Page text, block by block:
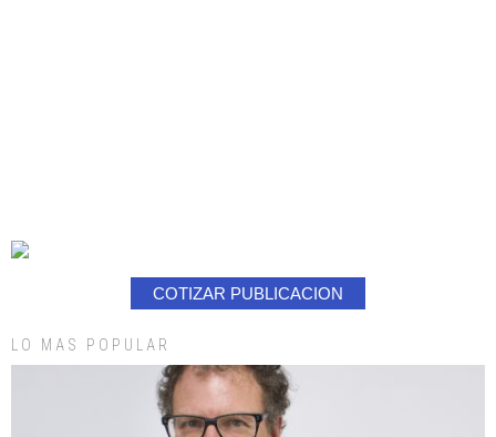
COTIZAR PUBLICACION
LO MAS POPULAR